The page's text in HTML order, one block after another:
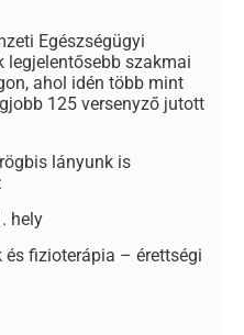
Egészségügyi
legjelentősebb szakmai
ahol idén több mint
125 versenyző jutott
lányunk is
hely
fizioterápia – érettségi